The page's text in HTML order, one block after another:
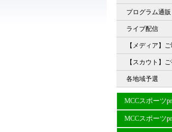
プログラム通販
ライブ配信
【メディア】
【スカウト】
各地域予選
MCCスポーツ
MCCスポーツ